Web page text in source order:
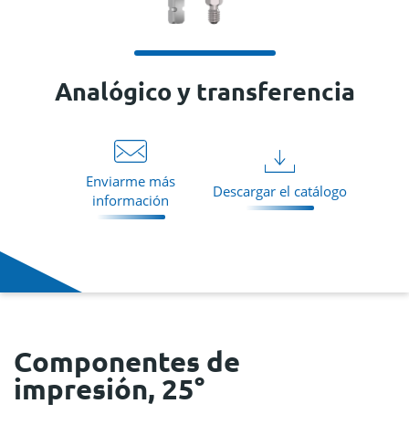
Analógico y transferencia
Enviarme más
información
Descargar el catálogo
Componentes de
impresión, 25°